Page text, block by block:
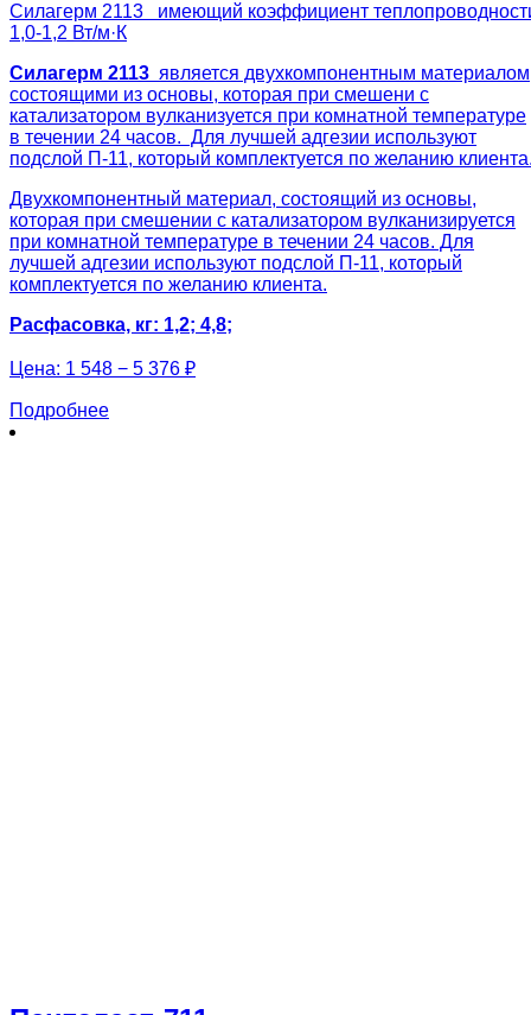
Силагерм 2113 имеющий коэффициент
1,0-1,2 Вт/м·К
Силагерм 2113 является двухкомпонентным материалом
состоящими из основы, которая при смешени с
катализатором вулканизуется при комнатной температуре
в течении 24 часов. Для лучшей адгезии используют
подслой П-11, который комплектуется по желанию
Двухкомпонентный материал, состоящий из основы,
которая при смешении с катализатором вулканизируется
при комнатной температуре в течении 24 часов. Для
лучшей адгезии используют подслой П-11, который
комплектуется по желанию клиента.
Расфасовка, кг: 1,2; 4,8;
Цена: 1 548 − 5 376 ₽
Подробнее